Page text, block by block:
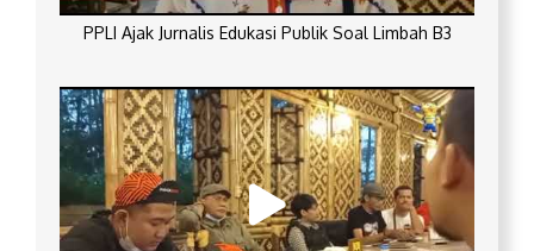
PPLI Ajak Jurnalis Edukasi Publik Soal Limbah B3